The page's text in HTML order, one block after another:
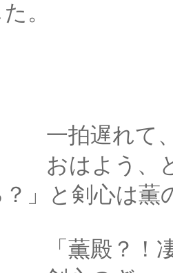
。
、隣で寝
と言った
」と剣心は薫
！凄い熱